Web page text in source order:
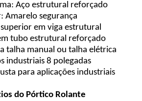
Aço estrutural reforçado
Amarelo segurança
em viga estrutural
tubo estrutural reforçado
talha manual ou talha elétrica
industriais 8 polegadas
para aplicações industriais
do Pórtico Rolante